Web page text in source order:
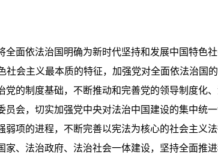
面依法治国明确为新时代坚持和发展中国特色
会主义最本质的特征，加强党对全面依法治国
的制度基础，不断推动和完善党的领导制度化
会，切实加强党中央对法治中国建设的集中统
项的进程，不断完善以宪法为核心的社会主义
、法治政府、法治社会一体建设，坚持全面推